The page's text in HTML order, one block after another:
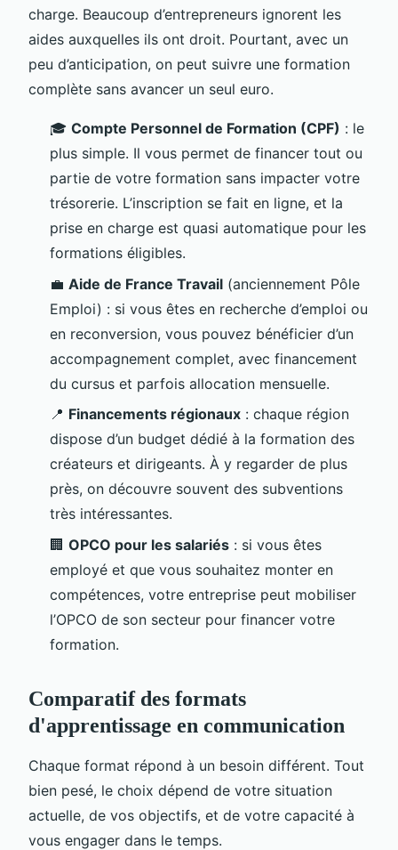
charge. Beaucoup d’entrepreneurs ignorent les
aides auxquelles ils ont droit. Pourtant, avec un
peu d’anticipation, on peut suivre une formation
complète sans avancer un seul euro.
🎓 Compte Personnel de Formation (CPF) : le
plus simple. Il vous permet de financer tout ou
partie de votre formation sans impacter votre
trésorerie. L’inscription se fait en ligne, et la
prise en charge est quasi automatique pour les
formations éligibles.
💼 Aide de France Travail (anciennement Pôle
Emploi) : si vous êtes en recherche d’emploi ou
en reconversion, vous pouvez bénéficier d’un
accompagnement complet, avec financement
du cursus et parfois allocation mensuelle.
📍 Financements régionaux : chaque région
dispose d’un budget dédié à la formation des
créateurs et dirigeants. À y regarder de plus
près, on découvre souvent des subventions
très intéressantes.
🏢 OPCO pour les salariés : si vous êtes
employé et que vous souhaitez monter en
compétences, votre entreprise peut mobiliser
l’OPCO de son secteur pour financer votre
formation.
Comparatif des formats
d'apprentissage en communication
Chaque format répond à un besoin différent. Tout
bien pesé, le choix dépend de votre situation
actuelle, de vos objectifs, et de votre capacité à
vous engager dans le temps.